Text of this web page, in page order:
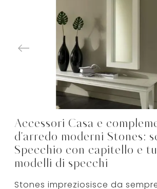
Accessori Casa e
d'arredo moderni Stones:
Specchio con capitello e
modelli di specchi
Stones impreziosisce da